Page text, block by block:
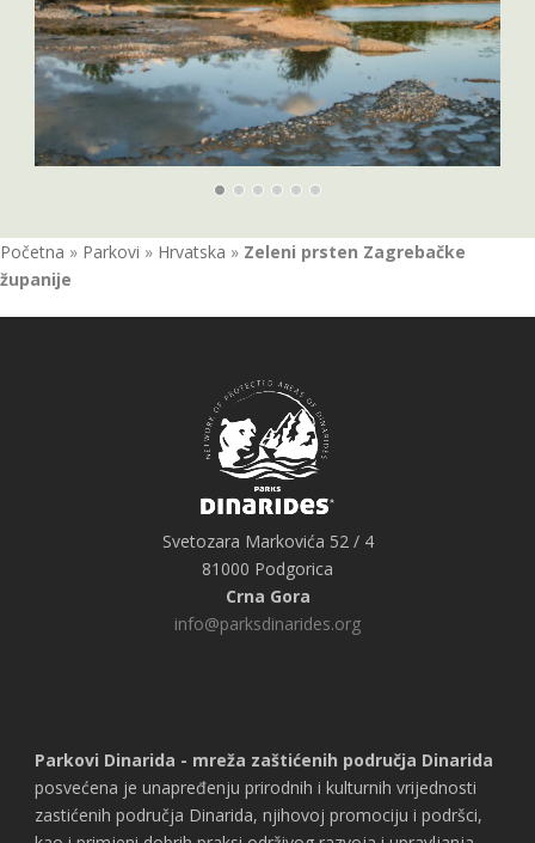
Početna » Parkovi » Hrvatska » Zeleni prsten Zagrebačke
županije
Svetozara Markovića 52 / 4
81000 Podgorica
Crna Gora
info@parksdinarides.org
Parkovi Dinarida - mreža zaštićenih područja Dinarida
posvećena je unapređenju prirodnih i kulturnih vrijednosti
zastićenih područja Dinarida, njihovoj promociju i podršci,